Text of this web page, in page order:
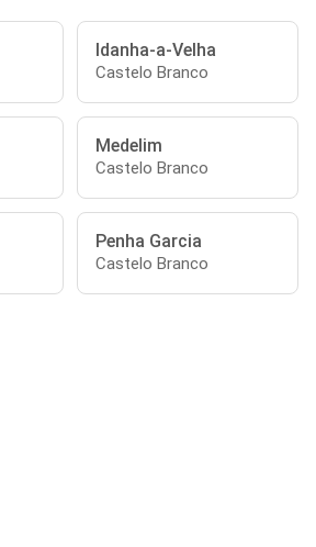
Idanha-a-Velha
Castelo Branco
Medelim
Castelo Branco
Penha Garcia
Castelo Branco